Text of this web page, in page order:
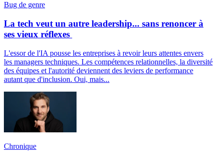
Bug de genre
La tech veut un autre leadership... sans renoncer à
ses vieux réflexes
L'essor de l'IA pousse les entreprises à revoir leurs attentes envers
les managers techniques. Les compétences relationnelles, la diversité
des équipes et l'autorité deviennent des leviers de performance
autant que d'inclusion. Oui, mais...
Chronique